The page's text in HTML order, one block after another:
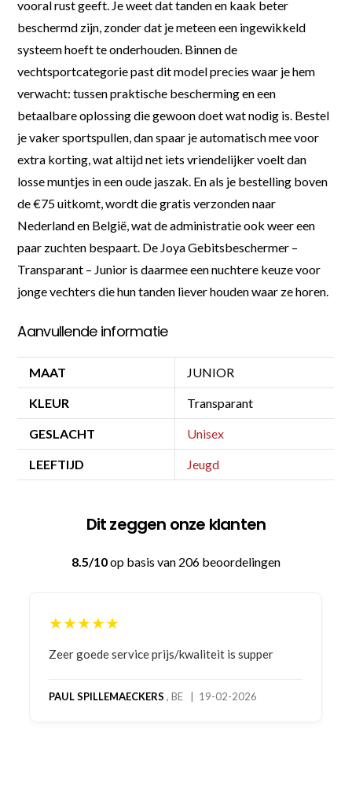
vooral rust geeft. Je weet dat tanden en kaak beter
beschermd zijn, zonder dat je meteen een ingewikkeld
systeem hoeft te onderhouden. Binnen de
vechtsportcategorie past dit model precies waar je hem
verwacht: tussen praktische bescherming en een
betaalbare oplossing die gewoon doet wat nodig is. Bestel
je vaker sportspullen, dan spaar je automatisch mee voor
extra korting, wat altijd net iets vriendelijker voelt dan
losse muntjes in een oude jaszak. En als je bestelling boven
de €75 uitkomt, wordt die gratis verzonden naar
Nederland en België, wat de administratie ook weer een
paar zuchten bespaart. De Joya Gebitsbeschermer –
Transparant – Junior is daarmee een nuchtere keuze voor
jonge vechters die hun tanden liever houden waar ze horen.
Aanvullende informatie
MAAT JUNIOR
KLEUR Transparant
GESLACHT Unisex
LEEFTIJD Jeugd
Dit zeggen onze klanten
8.5/10op basis van 206 beoordelingen
★★★★★
Bestelling gedaan vanwege goede prijzen en
bestelling al ontvangen met gifts, waardoor je